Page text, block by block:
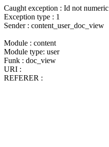
Caught exception : Id not numeric
Exception type : 1
Sender : content_user_doc_view
Module : content
Module type: user
Funk : doc_view
URI :
REFERER :